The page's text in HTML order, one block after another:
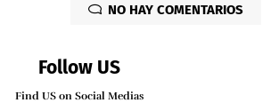
NO HAY COMENTARIOS
Follow US
Find US on Social Medias